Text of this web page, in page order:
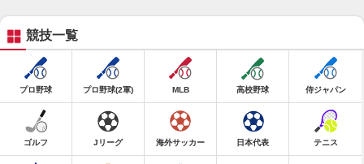
競技一覧
プロ野球 プロ野球(2軍) MLB 高校野球 侍ジャパン
ゴルフ Jリーグ 海外サッカー 日本代表 テニス